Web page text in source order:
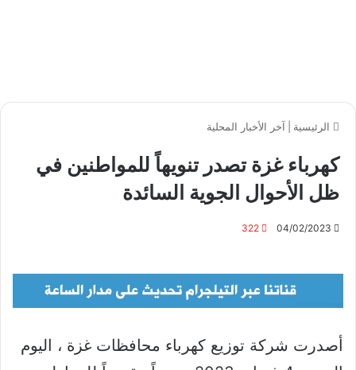
الرئيسية آخر الأخبار المحلية
كهرباء غزة تصدر تنويهاً للمواطنين في
ظل الأحوال الجوية السائدة
04/02/2023
322
أصدرت شركة توزيع كهرباء محافظات غزة ، اليوم